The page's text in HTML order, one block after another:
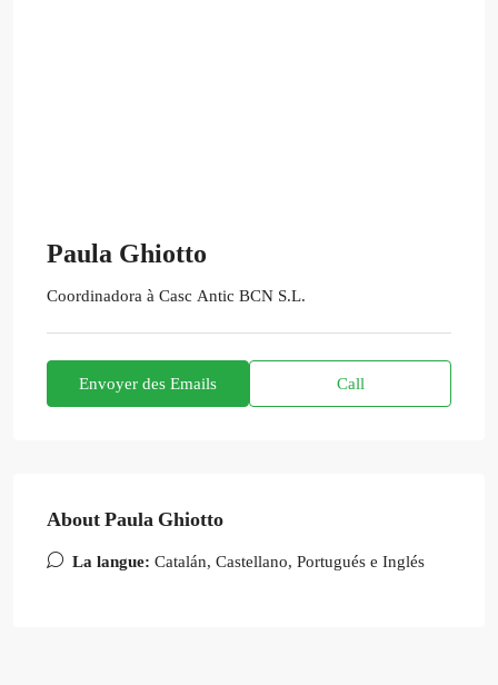
Paula Ghiotto
Coordinadora à Casc Antic BCN S.L.
Envoyer des Emails Call
About Paula Ghiotto
La langue: Catalán, Castellano, Portugués e Inglés